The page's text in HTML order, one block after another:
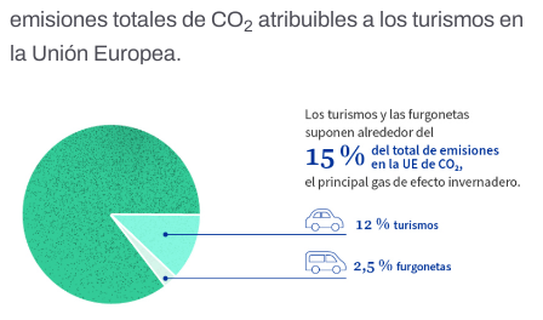
emisiones totales de CO2 atribuibles a los turismos en
la Unión Europea.